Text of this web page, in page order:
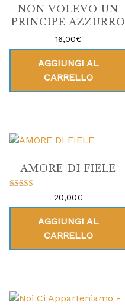
NON VOLEVO UN
PRINCIPE AZZURRO
16,00€
AGGIUNGI AL
CARRELLO
AMORE DI FIELE
su 5
20,00€
AGGIUNGI AL
CARRELLO